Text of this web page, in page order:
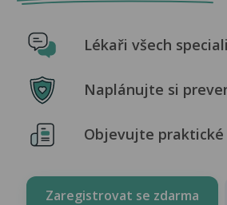
Lékaři všech
Naplánujte si
Objevujte
Zaregistrovat se zdarma